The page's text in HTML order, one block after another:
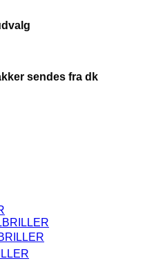
sendes fra dk